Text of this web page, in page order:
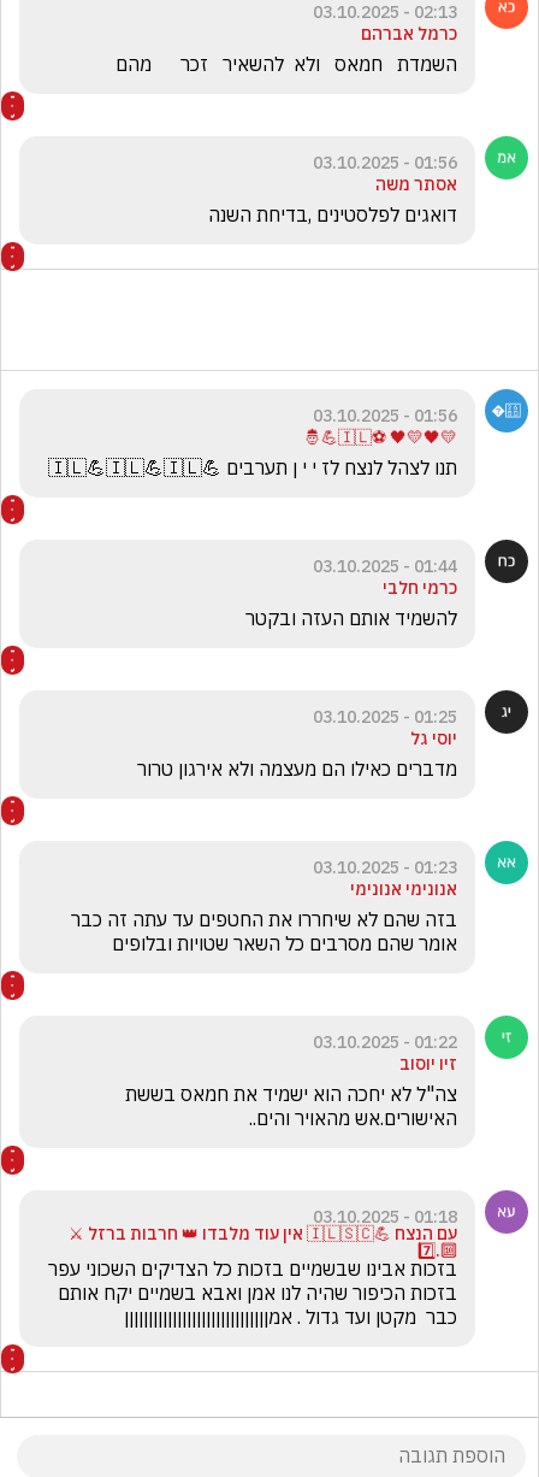
02:13 - 03.10.2025
כרמל אברהם
השמדת   חמאס   ולא  להשאיר   זכר      מהם
01:56 - 03.10.2025
אסתר משה
דואגים לפלסטינים ,בדיחת השנה
01:56 - 03.10.2025
💛🖤💛🖤 ⚽🇮🇱💪🤴
תנו לצהל לנצח לז י י ן תערבים 💪🇮🇱💪🇮🇱💪🇮🇱
01:44 - 03.10.2025
כרמי חלבי
להשמיד אותם העזה ובקטר
01:25 - 03.10.2025
יוסי גל
מדברים כאילו הם מעצמה ולא אירגון טרור
01:23 - 03.10.2025
אנונימי אנונימי
אומר שהם מסרבים כל השאר שטויות ובלופים
01:22 - 03.10.2025
זיו יוסוב
האישורים.אש מהאויר והים..
01:18 - 03.10.2025
עם הנצח 💪🇮🇱🇸🇨 אין עוד מלבדו 👑 חרבות ברזל ⚔️
🔟.7️⃣
כבר  מקטן ועד גדול . אמןןןןןןןןןןןןןןןןןןןןןןןןןןןןןן